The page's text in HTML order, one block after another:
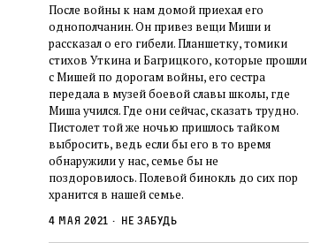
После войны к нам домой приехал его
однополчанин. Он привез вещи Миши и
рассказал о его гибели. Планшетку, томики
стихов Уткина и Багрицкого, которые прошли
с Мишей по дорогам войны, его сестра
передала в музей боевой славы школы, где
Миша учился. Где они сейчас, сказать трудно.
Пистолет той же ночью пришлось тайком
выбросить, ведь если бы его в то время
обнаружили у нас, семье бы не
поздоровилось. Полевой бинокль до сих пор
хранится в нашей семье.
4 мая 2021 Не забудь